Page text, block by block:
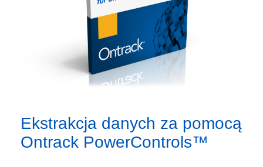
Ekstrakcja danych za pomocą
Ontrack PowerControls™